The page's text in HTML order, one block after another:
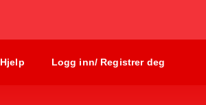
Hjelp Logg inn/ Registrer deg